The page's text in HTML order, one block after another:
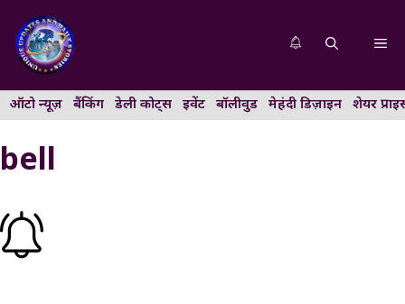
content
ऑटो न्यूज़ बैंकिंग डेली कोट्स इवेंट बॉलीवुड मेहंदी डिज़ाइन शेयर
bell